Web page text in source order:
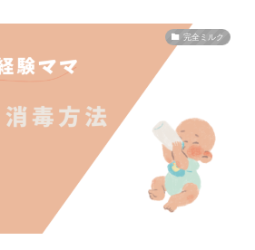
完全ミルク